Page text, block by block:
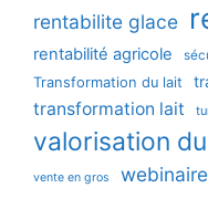
rentabilite glace
rentabilité agricole
Transformation du lait
transformation lait
valorisation
vente en gros webinaire